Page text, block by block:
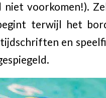
niet voorkomen!).
terwijl het
en